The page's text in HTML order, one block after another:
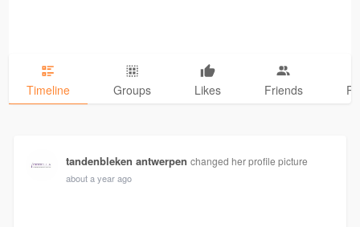
Timeline Groups Likes Friends
tandenbleken antwerpen changed her profile picture
about a year ago